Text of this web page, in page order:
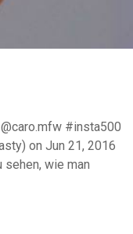
#insta500
on Jun 21, 2016
wie man